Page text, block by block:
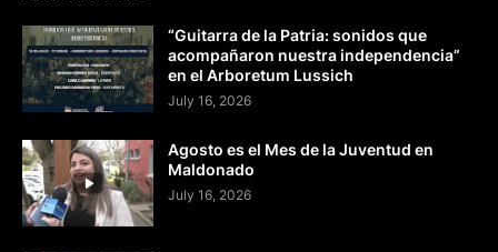
“Guitarra de la Patria: sonidos que
acompañaron nuestra independencia”
en el Arboretum Lussich
July 16, 2026
Agosto es el Mes de la Juventud en
Maldonado
July 16, 2026